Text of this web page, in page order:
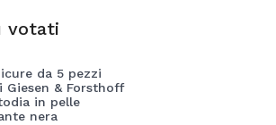
votati
da 5 pezzi
Giesen & Forsthoff
in pelle
nera